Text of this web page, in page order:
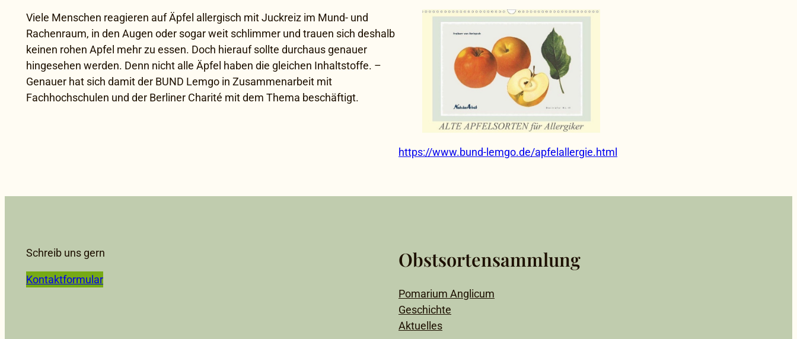
Viele Menschen reagieren auf Äpfel allergisch mit Juckreiz im Mund- und
Rachenraum, in den Augen oder sogar weit schlimmer und trauen sich deshalb
keinen rohen Apfel mehr zu essen. Doch hierauf sollte durchaus genauer
hingesehen werden. Denn nicht alle Äpfel haben die gleichen Inhaltstoffe. –
Genauer hat sich damit der BUND Lemgo in Zusammenarbeit mit
Fachhochschulen und der Berliner Charité mit dem Thema beschäftigt.
https://www.bund-lemgo.de/apfelallergie.html
Schreib uns gern
Kontaktformular
Obstsortensammlung
Pomarium Anglicum
Geschichte
Aktuelles